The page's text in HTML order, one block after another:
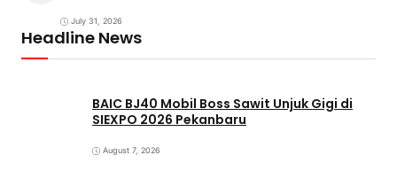
July 31, 2026
Headline News
BAIC BJ40 Mobil Boss Sawit Unjuk Gigi di
SIEXPO 2026 Pekanbaru
August 7, 2026